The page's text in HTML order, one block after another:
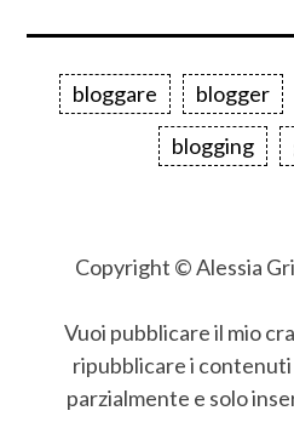
bloggare blogger
blogging
Copyright © Alessia
Vuoi pubblicare il mio
ripubblicare i
parzialmente e solo